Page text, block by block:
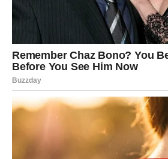
da osjeti kako izgleda kada sudbina
nečim zaista posebnim.
Ponekad čekamo dugo. Ali kada
stigne, shvatimo da je vrijedilo svake